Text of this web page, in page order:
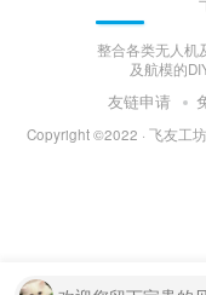
整合各类无人机
及航模的
友链申请
Copyright ©2022 · 飞友工